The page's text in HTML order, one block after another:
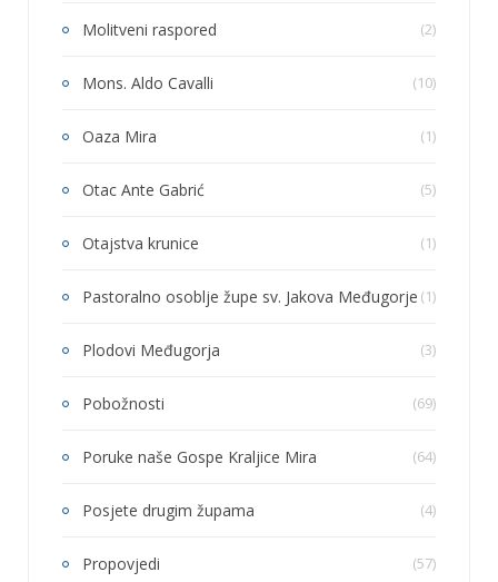
Molitveni raspored (2)
Mons. Aldo Cavalli (10)
Oaza Mira (1)
Otac Ante Gabrić (5)
Otajstva krunice (1)
Pastoralno osoblje župe sv. Jakova Međugorje (1)
Plodovi Međugorja (3)
Pobožnosti (69)
Poruke naše Gospe Kraljice Mira (64)
Posjete drugim župama (4)
Propovjedi (57)